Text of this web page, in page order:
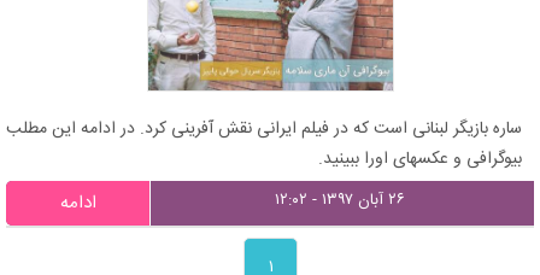
ساره بازیگر لبنانی است که در فیلم ایرانی نقش آفرینی کرد. در ادامه این مطلب
بیوگرافی و عکسهای اورا ببینید.
۲۶ آبان ۱۳۹۷ - ۱۲:۰۲ ادامه
۱